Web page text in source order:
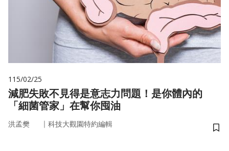
115/02/25
減肥失敗不見得是意志力問題！是你體內的
「細菌管家」在幫你囤油
洪孟樊 ｜ 科技大觀園特約編輯
儲